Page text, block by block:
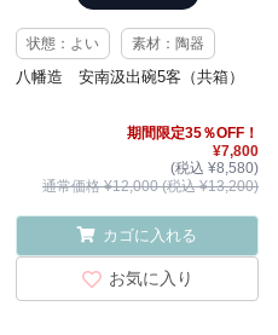
状態：よい 素材：陶器
八幡造 安南汲出碗5客（共箱）
期間限定35％OFF！
¥7,800
(税込 ¥8,580)
通常価格 ¥12,000 (税込 ¥13,200)
カゴに入れる
お気に入り